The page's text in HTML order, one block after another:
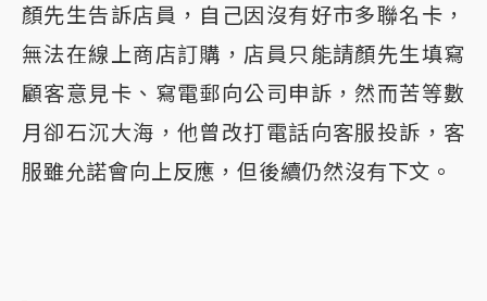
顏先生告訴店員，自己因沒有好市多聯名卡，
無法在線上商店訂購，店員只能請顏先生填寫
顧客意見卡、寫電郵向公司申訴，然而苦等數
月卻石沉大海，他曾改打電話向客服投訴，客
服雖允諾會向上反應，但後續仍然沒有下文。